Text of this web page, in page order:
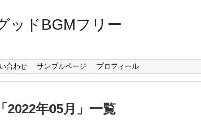
ッドBGMフリー
合わせ サンプルページ プロフィール
「 2022年05月 」 一覧